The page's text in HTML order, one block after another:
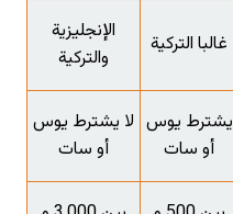
غالبا التركية
الإنجليزية
والتركية
يشترط يوس
أو سات
لا يشترط يوس
أو سات